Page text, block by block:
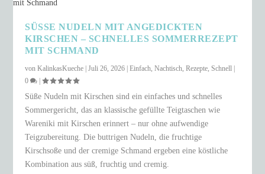
SÜSSE NUDELN MIT ANGEDICKTEN K
IRSCHEN – SCHNELLES SOMMERREZEPT M
IT SCHMAND
vonKalinkasKueche |Juli 26, 2026 |Einfach,Nachtisch,Rezepte,Schnell
0
|
Süße Nudeln mit Kirschen sind ein einfaches und schnelles
Sommergericht, das an klassische gefüllte Teigtaschen wie
Wareniki mit Kirschen erinnert – nur ohne aufwendige
Teigzubereitung. Die buttrigen Nudeln, die fruchtige
Kirschsoße und der cremige Schmand ergeben eine köstliche
Kombination aus süß, fruchtig und cremig.